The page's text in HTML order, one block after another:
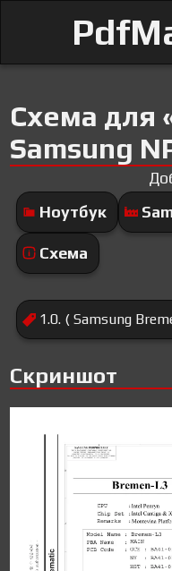
Схема для
Samsung
Ноутбук
Схема
1.0. ( Samsung
Скриншот